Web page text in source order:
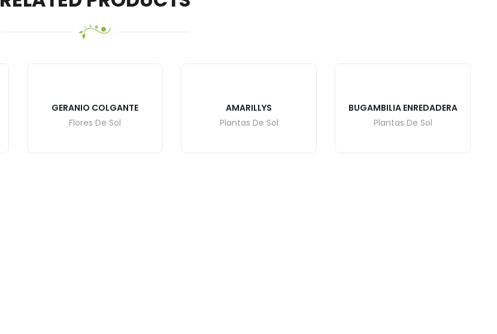
GERANIO COLGANTE
Flores De Sol
AMARILLYS
Plantas De Sol
BUGAMBILIA ENREDADERA
Plantas De Sol